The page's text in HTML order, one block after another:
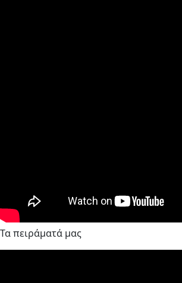
Τα πειράματά μας